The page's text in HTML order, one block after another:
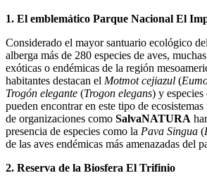
1. El emblemático Parque Nacional El
Considerado el mayor santuario ecológico
alberga más de 280 especies de aves,
exóticas o endémicas de la región
habitantes destacan el Motmot cejiazul (
Trogón elegante (Trogon elegans) y especies
pueden encontrar en este tipo de
de organizaciones como SalvaNATURA
presencia de especies como la Pava Singua (
de las aves endémicas más amenazadas del
2. Reserva de la Biosfera El Trifinio